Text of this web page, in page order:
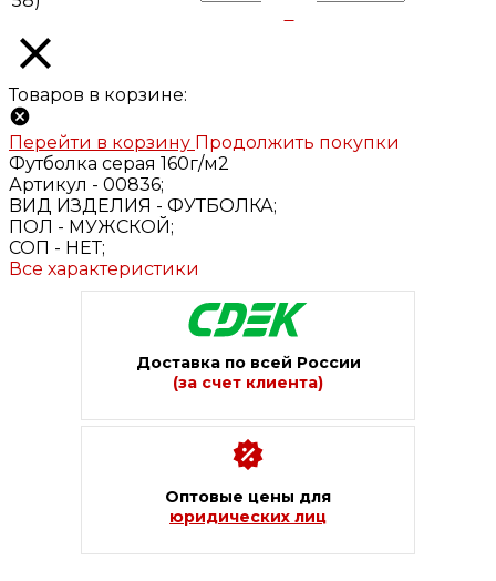
Товаров в корзине:
Перейти в корзину Продолжить покупки
Футболка серая 160г/м2
Артикул - 00836;
BИД ИЗДЕЛИЯ - ФУТБОЛКА;
ПОЛ - МУЖСКОЙ;
СОП - НЕТ;
Все характеристики
Доставка по всей России
(за счет клиента)
Оптовые цены для
юридических лиц